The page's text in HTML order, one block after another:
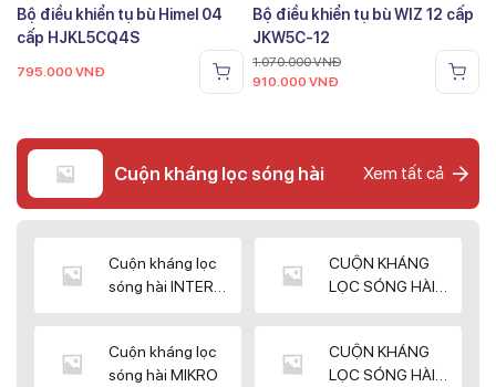
Bộ điều khiển tụ bù Himel 04
cấp HJKL5CQ4S
795.000 VNĐ
Bộ điều khiển tụ bù WIZ 12 cấp
JKW5C-12
1.070.000VNĐ
910.000 VNĐ
Cuộn kháng lọc sóng hài Xem tất cả
Cuộn kháng lọc
sóng hài INTER
CUỘN KHÁNG
LỌC SÓNG HÀI
Cuộn kháng lọc
sóng hài MIKRO
CUỘN KHÁNG
LỌC SÓNG HÀI